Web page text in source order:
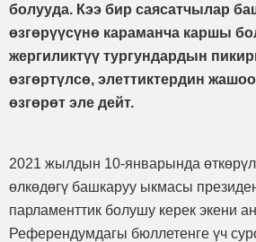
болууда. Кээ бир саясатчылар
өзгөрүүсүнө караманча каршы
жергиликтүү тургундардын
өзгөртүлсө, элеттиктердин
өзгөрөт эле дейт.
2021 жылдын 10-январында
өлкөдөгү башкаруу ыкмасы
парламенттик болушу керек экени
Референдумдагы бюллетенге үч